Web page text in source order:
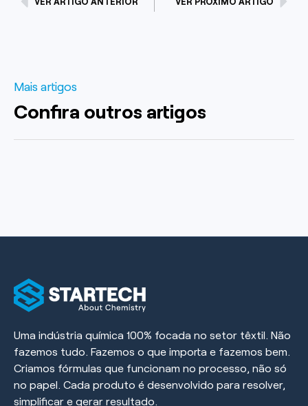
Mais artigos
Confira outros artigos
Uma indústria química 100% focada no setor têxtil. Não
fazemos tudo. Fazemos o que importa e fazemos bem.
Criamos fórmulas que funcionam no processo, não só
no papel. Cada produto é desenvolvido para resolver,
simplificar e gerar resultado.